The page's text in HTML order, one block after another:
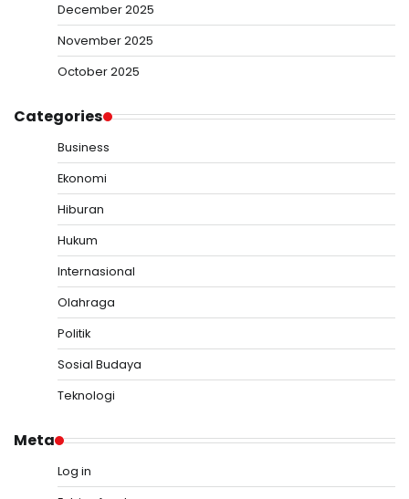
December 2025
November 2025
October 2025
Categories
Business
Ekonomi
Hiburan
Hukum
Internasional
Olahraga
Politik
Sosial Budaya
Teknologi
Meta
Log in